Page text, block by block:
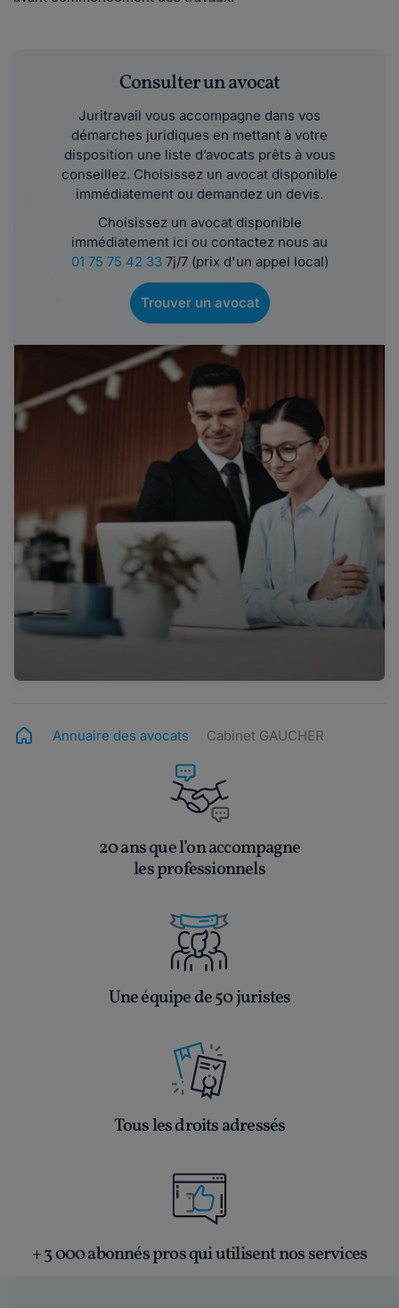
Consulter un avocat
Juritravail vous accompagne dans vos
démarches juridiques en mettant à votre
disposition une liste d’avocats prêts à vous
conseillez. Choisissez un avocat disponible
immédiatement ou demandez un devis.
Choisissez un avocat disponible
immédiatement ici ou contactez nous au
01 75 75 42 337j/7 (prix d'un appel local)
Trouver un avocat
Annuaire des avocats Cabinet GAUCHER
20 ans que l’on accompagne
les professionnels
Une équipe de 50 juristes
Tous les droits adressés
+ 3 000 abonnés pros qui utilisent nos services